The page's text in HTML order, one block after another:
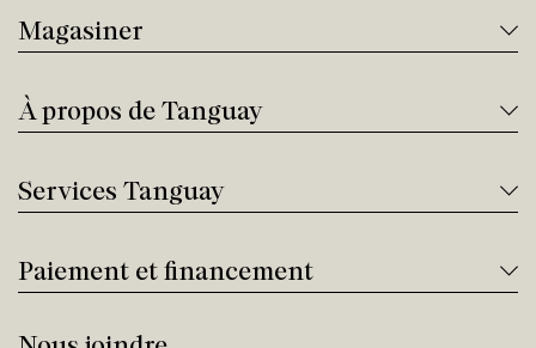
Magasiner
À propos de Tanguay
Services Tanguay
Paiement et financement